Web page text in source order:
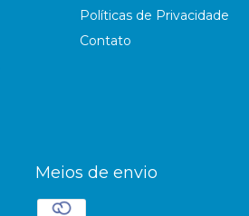
Políticas de Privacidade
Contato
Meios de envio